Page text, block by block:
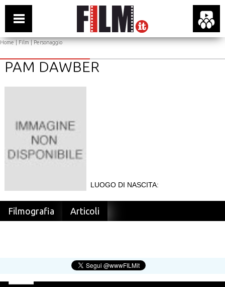
Home|Film| Personaggio
PAM DAWBER
LUOGO DI NASCITA:
Filmografia Articoli